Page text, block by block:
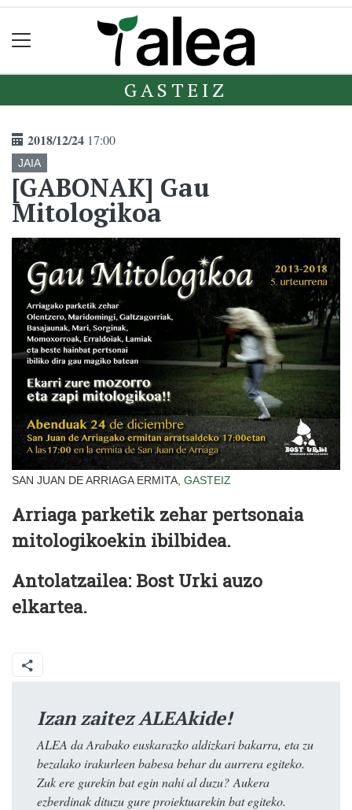
GASTEIZ
2018/12/24 17:00
JAIA
[GABONAK] Gau
Mitologikoa
SAN JUAN DE ARRIAGA ERMITA, GASTEIZ
Arriaga parketik zehar pertsonaia
mitologikoekin ibilbidea.
Antolatzailea: Bost Urki auzo
elkartea.
Izan zaitez ALEAkide!
ALEA da Arabako euskarazko aldizkari bakarra, eta zu
bezalako irakurleen babesa behar du aurrera egiteko.
Zuk ere gurekin bat egin nahi al duzu? Aukera
ezberdinak dituzu gure proiektuarekin bat egiteko.